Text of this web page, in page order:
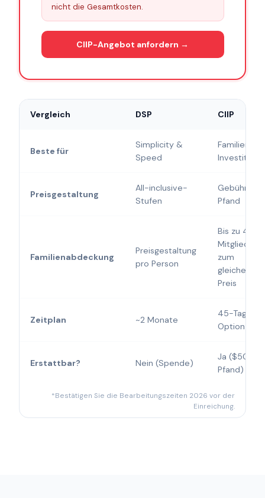
nicht die Gesamtkosten.
CIIP-Angebot anfordern →
Vergleich DSP CIIP
Beste für
Simplicity &
Speed
Familien &
Investition
Preisgestaltung
All-inclusive-
Stufen
Gebühr +
Pfand
Familienabdeckung
Preisgestaltung
pro Person
Bis zu 4
Mitglieder
zum
gleichen
Preis
Zeitplan ~2 Monate
45-Tage-
Option*
Erstattbar? Nein (Spende)
Ja ($50k
Pfand)
*Bestätigen Sie die Bearbeitungszeiten 2026 vor der
Einreichung.